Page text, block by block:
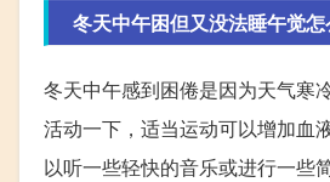
冬天中午困但又没法睡午觉怎
冬天中午感到困倦是因为天气寒
活动一下，适当运动可以增加血
以听一些轻快的音乐或进行一些